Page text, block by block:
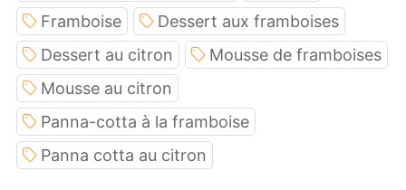
Framboise
Dessert aux framboises
Dessert au citron
Mousse de framboises
Mousse au citron
Panna-cotta à la framboise
Panna cotta au citron